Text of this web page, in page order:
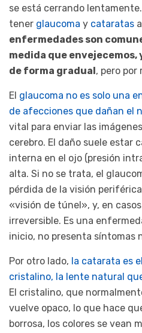
se está cerrando
tener glaucoma y cataratas
enfermedades son
medida que
de forma gradual , pero
El glaucoma no es solo una
de afecciones que dañan el
vital para enviar las
cerebro. El daño suele estar
interna en el ojo (presión
alta. Si no se trata, el
pérdida de la visión
«visión de túnel», y, en
irreversible. Es una
inicio, no presenta síntomas
Por otro lado, la catarata es
cristalino, la lente natural
El cristalino, que
vuelve opaco, lo que hace
borrosa, los colores se vean